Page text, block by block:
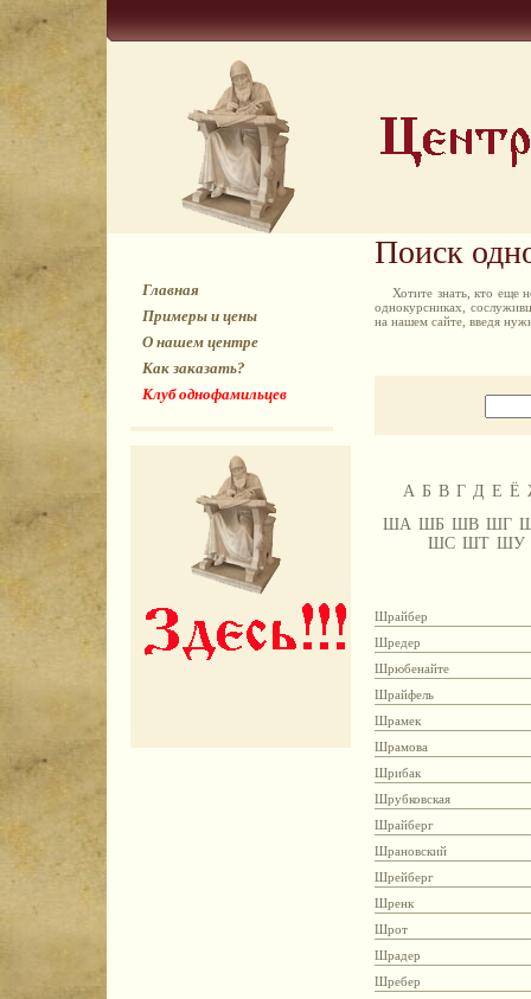
Главная
Примеры и цены
О нашем центре
Как заказать?
Клуб однофамильцев
Поиск
Хотите знать, кто еще
однокурсниках,
на нашем сайте, введя
А Б В Г Д Е Ё
ША ШБ ШВ ШГ
ШС ШТ ШУ
Шрайбер
Шредер
Шрюбенайте
Шрайфель
Шрамек
Шрамова
Шрибак
Шрубковская
Шрайберг
Шрановский
Шрейберг
Шренк
Шрот
Шрадер
Шребер